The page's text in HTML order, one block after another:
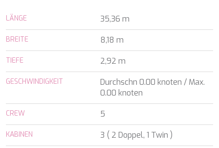
LÄNGE 35,36 m
BREITE 8,18 m
TIEFE 2,92 m
GESCHWINDIGKEIT
Durchschn 0.00 knoten / Max.
0.00 knoten
CREW 5
KABINEN 3 ( 2 Doppel, 1 Twin )
ALENA
ALFA MARIO
ALICE
ALOIA 80
ALTEYA
ALVIUM
AMADA MIA
ANAVI
ANDILIS
ANETTA
ANGRA TOO
Balearen
Indischer Ozean
Griechenland
Italien
Italien
Karibik & Bahamas
Kroatien
Griechenland
Karibik & Bahamas
Indischer Ozean